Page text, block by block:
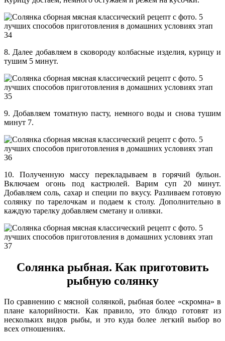
8. Далее добавляем в сковороду колбасные изделия, курицу и
тушим 5 минут.
9. Добавляем томатную пасту, немного воды и снова тушим
минут 7.
10. Полученную массу перекладываем в горячий бульон.
Включаем огонь под кастрюлей. Варим суп 20 минут.
Добавляем соль, сахар и специи по вкусу. Разливаем готовую
солянку по тарелочкам и подаем к столу. Дополнительно в
каждую тарелку добавляем сметану и оливки.
Солянка рыбная. Как приготовить
рыбную солянку
По сравнению с мясной солянкой, рыбная более «скромна» в
плане калорийности. Как правило, это блюдо готовят из
нескольких видов рыбы, и это куда более легкий выбор во
всех отношениях.